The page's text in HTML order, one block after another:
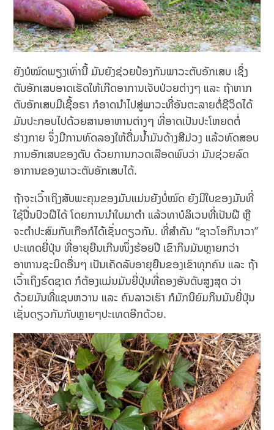
ຍັງບໍໝົດພຽງເທົ່ານີ້ ມັນຍັງຊ່ວຍປ້ອງກັນພາວະຕັບອັກເສບ ເຊິ່ງ
ຕັບອັກເສບອາດເຮັດໃຫ້ເກີດອາການເຈັບປ່ວຍຕ່າງໆ ແລະ ຖ້າຫາກ
ຕັບອັກເສບມີເຊື້ອຣາ ກໍອາດນຳໄປສູ່ພາວະທີ່ອັນຕະລາຍຕໍ່ຊີວິດໄດ້
ມັນປະກອບໄປດ້ວຍສານອາຫານຕ່າງໆ ທີ່ອາດເປັນປະໂຫຍດຕໍ່
ຮ່າງກາຍ ຈຶ່ງມີການທົດລອງໃຫ້ດື່ມນ້ຳມັນດ້າງສີມ່ວງ ແລ້ວທົດສອບ
ການອັກເສບຂອງຕັບ ດ້ວຍການກວດເລືອດພົບວ່າ ມັນຊ່ວຍລົດ
ອາການຂອງພາວະຕັບອັກເສບໄດ້.
ຖ້າຈະເວົ້າເຖິງສັບພະຄຸນຂອງມັນແມ່ນຍັງບໍ່ໝົດ ຍັງມີໃບຂອງມັນທີ່
ໃຊ້ປິ່ນປົວຝີໄດ້ ໂດຍການນຳໃບມາຕຳ ແລ້ວທາບໍລິເວນທີ່ເປັນຝີ ຫຼື
ຈະຕຳປະສົມກັບເກືອກໍໄດ້ເຊັ່ນດຽວກັນ. ທີ່ສຳຄັນ “ຊາວໂອກິນາວາ”
ປະເທດຍີ່ປຸ່ນ ທີ່ອາຍຸຍືນເກີນໜຶ່ງຮ້ອຍປີ ເຂົາກິນມັນຫຼາຍກວ່າ
ອາຫານຊະນິດອື່ນໆ ເປັນເຄັດລັບອາຍຸຍືນຂອງເຂົາທຸກຄົນ ແລະ ຖ້າ
ເວົ້າເຖິງຣົດຊາດ ກໍຕ້ອງແມ່ນມັນຍີ່ປຸ່ນທີ່ຄອງອັນດັບສູງສຸດ ວ່າ
ດ້ວຍມັນທີ່ແຊບຫວານ ແລະ ຄົນລາວເຮົາ ກໍມັກນິຍົມກິນມັນຍີ່ປຸ່ນ
ເຊັ່ນດຽວກັນກັບຫຼາຍໆປະເທດອີກດ້ວຍ.